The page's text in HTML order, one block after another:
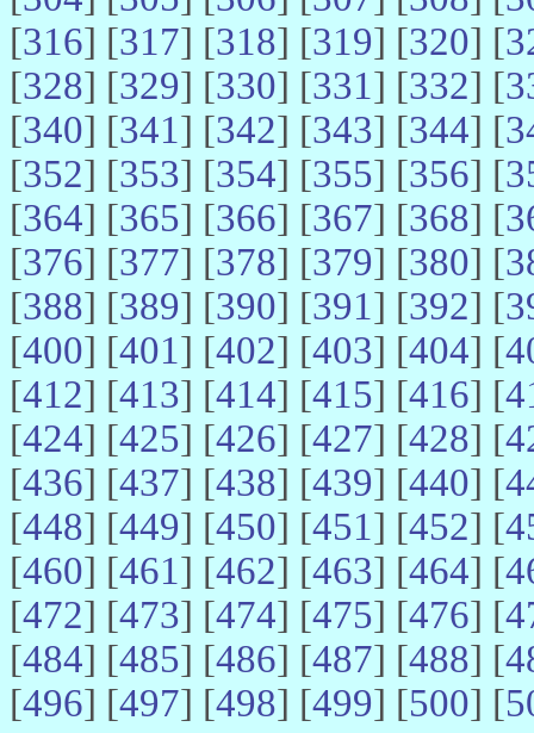
[316] [317] [318] [319] [320] [
[328] [329] [330] [331] [332] [
[340] [341] [342] [343] [344] [
[352] [353] [354] [355] [356] [
[364] [365] [366] [367] [368] [
[376] [377] [378] [379] [380] [
[388] [389] [390] [391] [392] [
[400] [401] [402] [403] [404] [
[412] [413] [414] [415] [416] [
[424] [425] [426] [427] [428] [
[436] [437] [438] [439] [440] [
[448] [449] [450] [451] [452] [
[460] [461] [462] [463] [464] [
[472] [473] [474] [475] [476] [
[484] [485] [486] [487] [488] [
[496] [497] [498] [499] [500] [